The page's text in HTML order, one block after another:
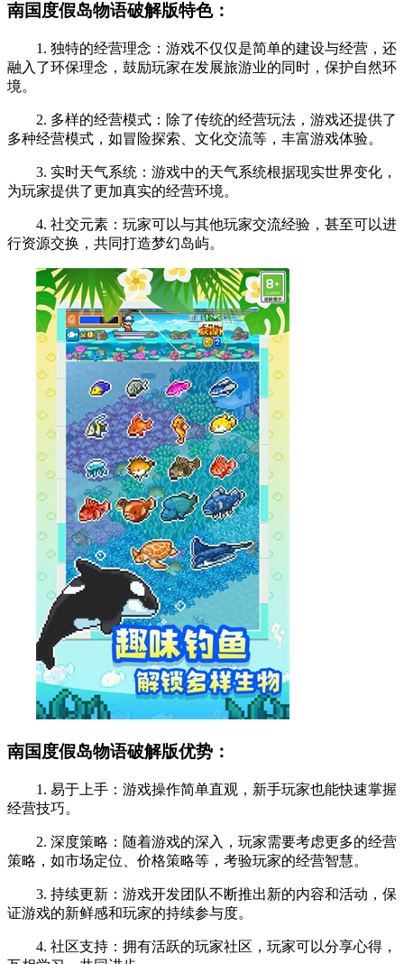
南国度假岛物语破解版特色：
1. 独特的经营理念：游戏不仅仅是简单的建设与经营，还
融入了环保理念，鼓励玩家在发展旅游业的同时，保护自然环
境。
2. 多样的经营模式：除了传统的经营玩法，游戏还提供了
多种经营模式，如冒险探索、文化交流等，丰富游戏体验。
3. 实时天气系统：游戏中的天气系统根据现实世界变化，
为玩家提供了更加真实的经营环境。
4. 社交元素：玩家可以与其他玩家交流经验，甚至可以进
行资源交换，共同打造梦幻岛屿。
南国度假岛物语破解版优势：
1. 易于上手：游戏操作简单直观，新手玩家也能快速掌握
经营技巧。
2. 深度策略：随着游戏的深入，玩家需要考虑更多的经营
策略，如市场定位、价格策略等，考验玩家的经营智慧。
3. 持续更新：游戏开发团队不断推出新的内容和活动，保
证游戏的新鲜感和玩家的持续参与度。
4. 社区支持：拥有活跃的玩家社区，玩家可以分享心得，